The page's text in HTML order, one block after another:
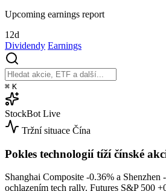
Upcoming earnings report
12d
Dividendy Earnings
⌘ K
StockBot Live
Tržní situace Čína
Pokles technologií tíží čínské
Shanghai Composite -0.36% a Shenzhen
ochlazením tech rally. Futures S&P 500